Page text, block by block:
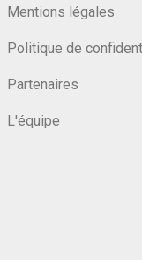
Mentions légales
Politique de
Partenaires
L'équipe